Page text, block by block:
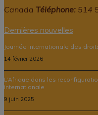
Canada Téléphone: 514
Dernières nouvelles
Journée internationale des
14 février 2026
L’Afrique dans les
internationale
9 juin 2025